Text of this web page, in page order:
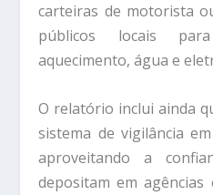
carteiras de motorista
públicos locais
aquecimento, água e
O relatório inclui ainda
sistema de vigilância
aproveitando a
depositam em